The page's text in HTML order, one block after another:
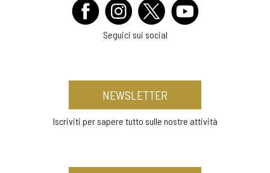
Seguici sui social
NEWSLETTER
Iscriviti per sapere tutto sulle nostre attività